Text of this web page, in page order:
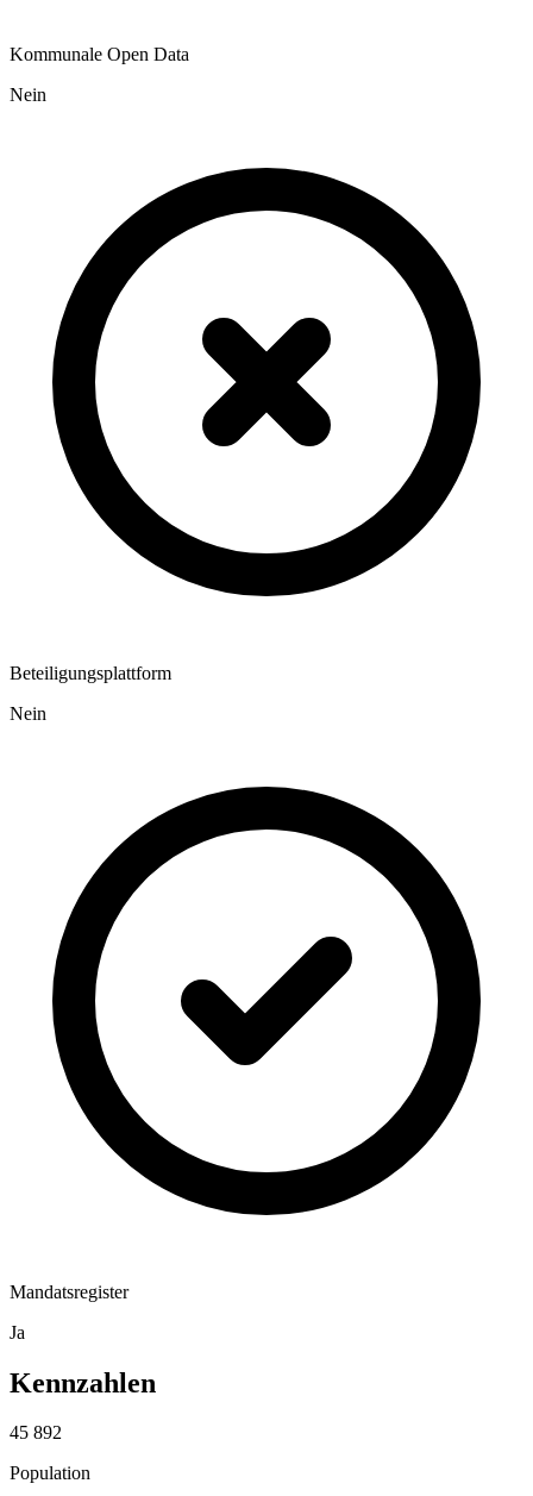
Kommunale Open Data
Nein
Beteiligungsplattform
Nein
Mandatsregister
Ja
Kennzahlen
45 892
Population